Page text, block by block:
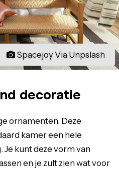
Spacejoy Via Unpslash
decoratie
ornamenten. Deze
kamer een hele
kunt deze vorm van
en je zult zien wat voor